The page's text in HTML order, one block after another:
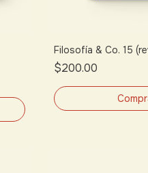
Filosofía & Co. 15
$200.00